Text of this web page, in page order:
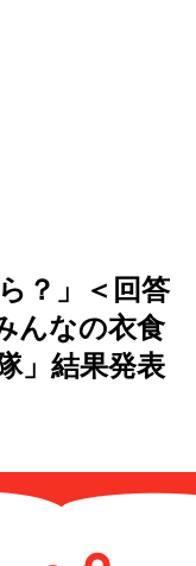
？」＜回答
んなの衣食
」結果発表